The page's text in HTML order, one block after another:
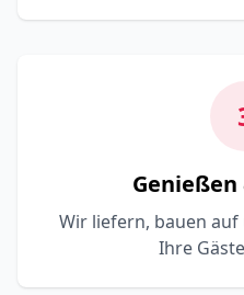
Wir liefern, bauen
Ihre